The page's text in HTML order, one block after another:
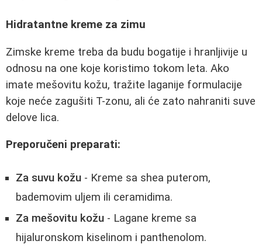
Hidratantne kreme za zimu
Zimske kreme treba da budu bogatije i hranljivije u
odnosu na one koje koristimo tokom leta. Ako
imate mešovitu kožu, tražite laganije formulacije
koje neće zagušiti T-zonu, ali će zato nahraniti suve
delove lica.
Preporučeni preparati:
Za suvu kožu - Kreme sa shea puterom,
bademovim uljem ili ceramidima.
Za mešovitu kožu - Lagane kreme sa
hijaluronskom kiselinom i panthenolom.